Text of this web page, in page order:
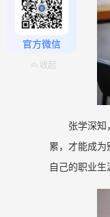
张学深知
累，才能成为
自己的职业生
官方微信
收起